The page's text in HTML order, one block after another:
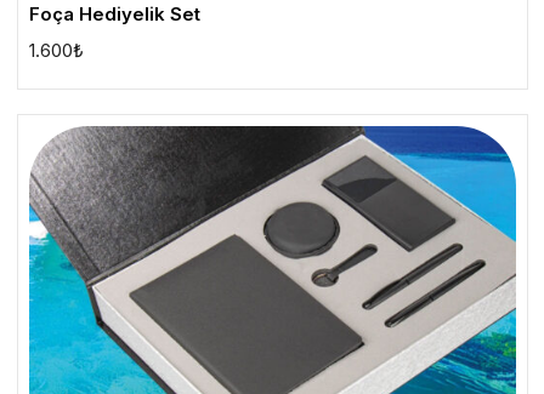
Foça Hediyelik Set
1.600₺